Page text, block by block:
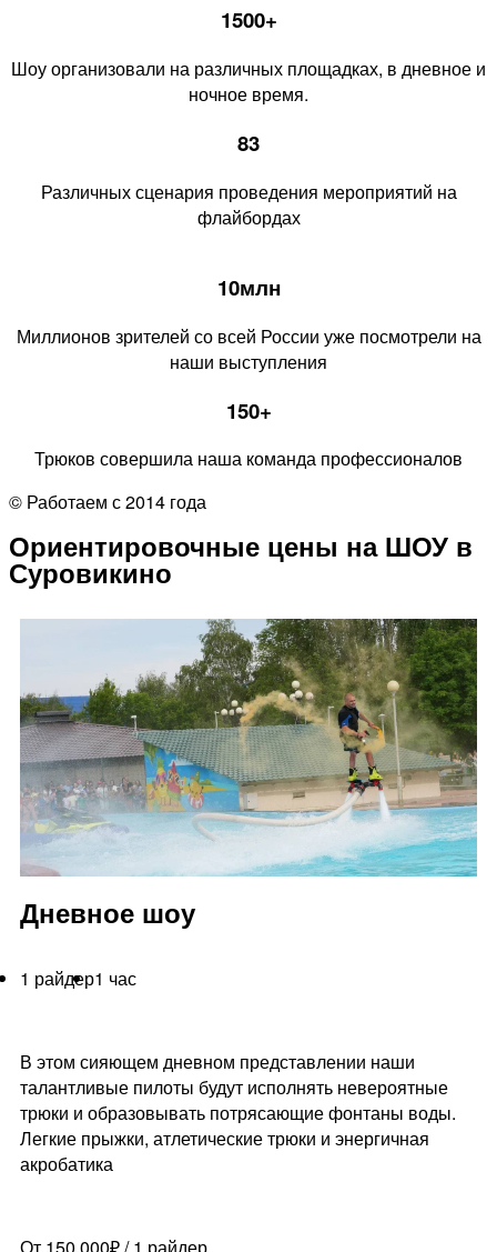
1500+
Шоу организовали на различных площадках, в дневное и
ночное время.
83
Различных сценария проведения мероприятий на
флайбордах
10млн
Миллионов зрителей со всей России уже посмотрели на
наши выступления
150+
Трюков совершила наша команда профессионалов
© Работаем с 2014 года
Ориентировочные цены на ШОУ в
Суровикино
Дневное шоу
1 райдер1 час
В этом сияющем дневном представлении наши
талантливые пилоты будут исполнять невероятные
трюки и образовывать потрясающие фонтаны воды.
Легкие прыжки, атлетические трюки и энергичная
акробатика